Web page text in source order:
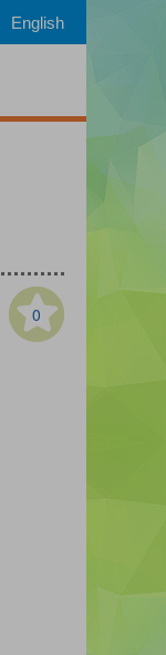
English
0